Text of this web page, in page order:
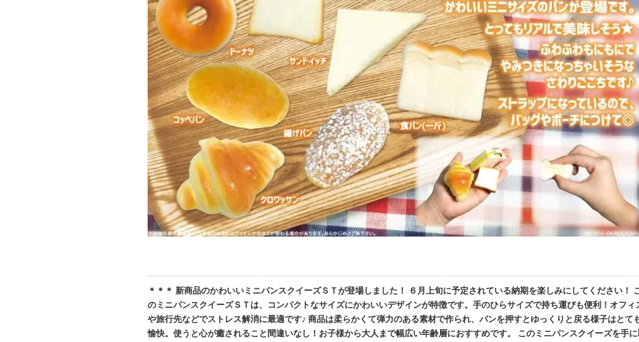
＊＊＊ 新商品のかわいいミニパンスクイーズＳＴが登場しました！ ６月上旬に予定されている納期を楽しみにしてください！
のミニパンスクイーズＳＴは、コンパクトなサイズにかわいいデザインが特徴です。手のひらサイズで持ち運びも便利！オフィ
や旅行先などでストレス解消に最適です♪ 商品は柔らかくて弾力のある素材で作られ、パンを押すとゆっくりと戻る様子はとて
愉快。使うと心が癒されること間違いなし！お子様から大人まで幅広い年齢層におすすめです。 このミニパンスクイーズを手